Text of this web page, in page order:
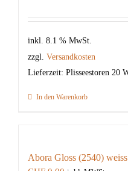
inkl. 8.1 % MwSt.
zzgl. Versandkosten
Lieferzeit: Plisseestoren 20
In den Warenkorb
Abora Gloss (2540) weiss